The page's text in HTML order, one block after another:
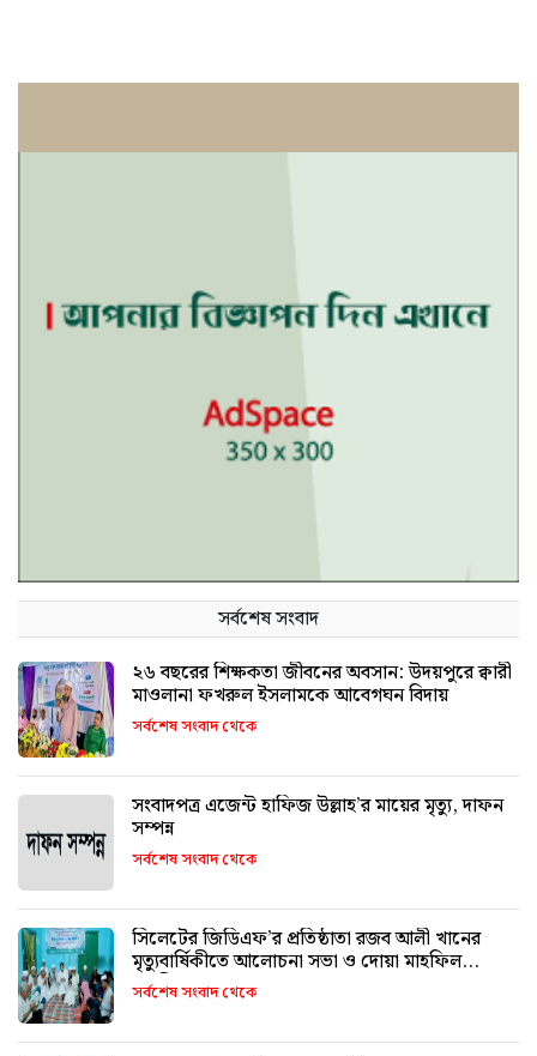
সর্বশেষ সংবাদ
২৬ বছরের শিক্ষকতা জীবনের অবসান: উদয়পুরে ক্বারী
মাওলানা ফখরুল ইসলামকে আবেগঘন বিদায়
সর্বশেষ সংবাদ থেকে
সংবাদপত্র এজেন্ট হাফিজ উল্লাহ’র মায়ের মৃত্যু, দাফন
সম্পন্ন
সর্বশেষ সংবাদ থেকে
সিলেটের জিডিএফ’র প্রতিষ্ঠাতা রজব আলী খানের
মৃত্যুবার্ষিকীতে আলোচনা সভা ও দোয়া মাহফিল
অনুষ্ঠিত
সর্বশেষ সংবাদ থেকে